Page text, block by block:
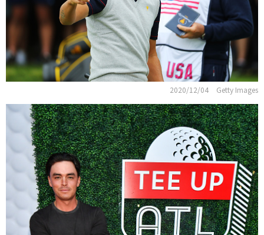
2020/12/04 Getty Images